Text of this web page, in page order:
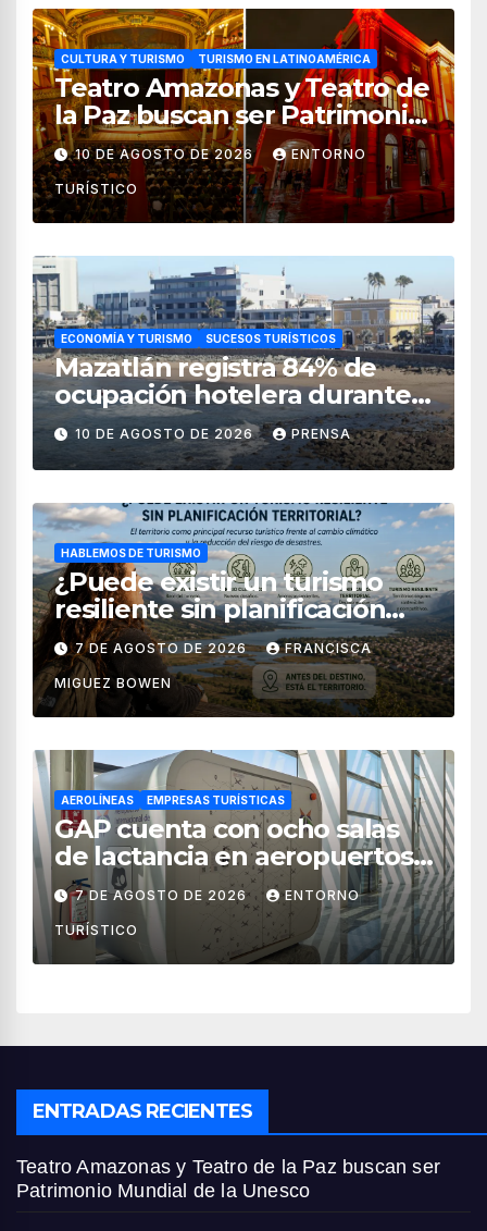
CULTURA Y TURISMO TURISMO EN LATINOAMÉRICA
Teatro Amazonas y Teatro de
la Paz buscan ser Patrimonio
Mundial de la Unesco
10 DE AGOSTO DE 2026 ENTORNO
TURÍSTICO
ECONOMÍA Y TURISMO SUCESOS TURÍSTICOS
Mazatlán registra 84% de
ocupación hotelera durante
el verano 2026
10 DE AGOSTO DE 2026 PRENSA
HABLEMOS DE TURISMO
¿Puede existir un turismo
resiliente sin planificación
territorial?
7 DE AGOSTO DE 2026 FRANCISCA
MIGUEZ BOWEN
AEROLÍNEAS EMPRESAS TURÍSTICAS
GAP cuenta con ocho salas
de lactancia en aeropuertos
de México
7 DE AGOSTO DE 2026 ENTORNO
TURÍSTICO
ENTRADAS RECIENTES
Teatro Amazonas y Teatro de la Paz buscan ser
Patrimonio Mundial de la Unesco